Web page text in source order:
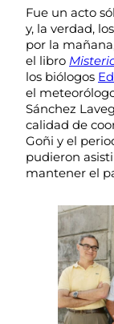
Fue un acto
y, la verdad,
por la
el libro
los biólogos
el
Sánchez
calidad de
Goñi y el
pudieron
mantener el